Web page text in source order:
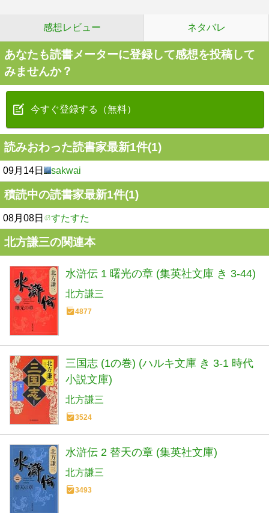
感想レビュー ネタバレ
あなたも読書メーターに登録して感想を投稿して
みませんか？
今すぐ登録する（無料）
読みおわった読書家最新1件(1)
09月14日 sakwai
積読中の読書家最新1件(1)
08月08日 すたすた
北方謙三の関連本
水滸伝 1 曙光の章 (集英社文庫 き 3-44)
北方謙三
4877
三国志 (1の巻) (ハルキ文庫 き 3-1 時代
小説文庫)
北方謙三
3524
水滸伝 2 替天の章 (集英社文庫)
北方謙三
3493